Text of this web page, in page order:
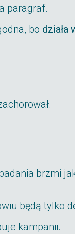
paragraf.
bo działa
brzmi
będą tylko
kampanii.